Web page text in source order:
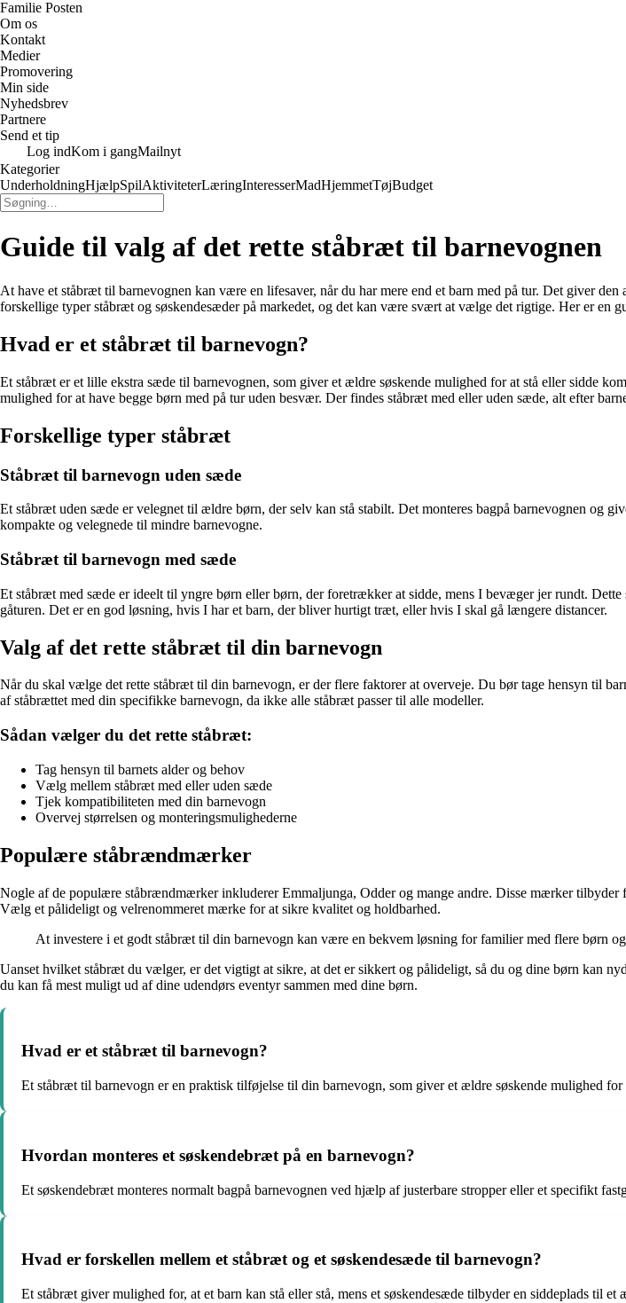
Familie Posten
Om os
Kontakt
Medier
Promovering
Min side
Nyhedsbrev
Partnere
Send et tip
Log indKom i gangMailnyt
Kategorier
UnderholdningHjælpSpilAktiviteterLæringInteresserMadHjemmetTøjBudget
Guide til valg af det rette ståbræt til barnevognen
At have et ståbræt til barnevognen kan være en lifesaver, når du har mere end et barn med på tur. Det giver
forskellige typer ståbræt og søskendesæder på markedet, og det kan være svært at vælge det rigtige. Her er en
Hvad er et ståbræt til barnevogn?
Et ståbræt er et lille ekstra sæde til barnevognen, som giver et ældre søskende mulighed for at stå eller sidde
mulighed for at have begge børn med på tur uden besvær. Der findes ståbræt med eller uden sæde, alt efter
Forskellige typer ståbræt
Ståbræt til barnevogn uden sæde
Et ståbræt uden sæde er velegnet til ældre børn, der selv kan stå stabilt. Det monteres bagpå barnevognen og
kompakte og velegnede til mindre barnevogne.
Ståbræt til barnevogn med sæde
Et ståbræt med sæde er ideelt til yngre børn eller børn, der foretrækker at sidde, mens I bevæger jer rundt.
gåturen. Det er en god løsning, hvis I har et barn, der bliver hurtigt træt, eller hvis I skal gå længere distancer.
Valg af det rette ståbræt til din barnevogn
Når du skal vælge det rette ståbræt til din barnevogn, er der flere faktorer at overveje. Du bør tage hensyn til
af ståbrættet med din specifikke barnevogn, da ikke alle ståbræt passer til alle modeller.
Sådan vælger du det rette ståbræt:
Tag hensyn til barnets alder og behov
Vælg mellem ståbræt med eller uden sæde
Tjek kompatibiliteten med din barnevogn
Overvej størrelsen og monteringsmulighederne
Populære ståbrændmærker
Nogle af de populære ståbrændmærker inkluderer Emmaljunga, Odder og mange andre. Disse mærker
Vælg et pålideligt og velrenommeret mærke for at sikre kvalitet og holdbarhed.
At investere i et godt ståbræt til din barnevogn kan være en bekvem løsning for familier med flere børn
Uanset hvilket ståbræt du vælger, er det vigtigt at sikre, at det er sikkert og pålideligt, så du og dine børn kan
du kan få mest muligt ud af dine udendørs eventyr sammen med dine børn.
Hvad er et ståbræt til barnevogn?
Et ståbræt til barnevogn er en praktisk tilføjelse til din barnevogn, som giver et ældre søskende mulighed for
Hvordan monteres et søskendebræt på en barnevogn?
Et søskendebræt monteres normalt bagpå barnevognen ved hjælp af justerbare stropper eller et specifikt
Hvad er forskellen mellem et ståbræt og et søskendesæde til barnevogn?
Et ståbræt giver mulighed for, at et barn kan stå eller stå, mens et søskendesæde tilbyder en siddeplads til et